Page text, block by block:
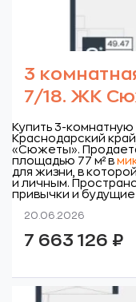
3
7/18. ЖК
Купить 3-
Краснодарский
«Сюжеты».
площадью 77 м² в
для жизни, в
и личным.
привычки и
20.06.2026
7 663 126 ₽